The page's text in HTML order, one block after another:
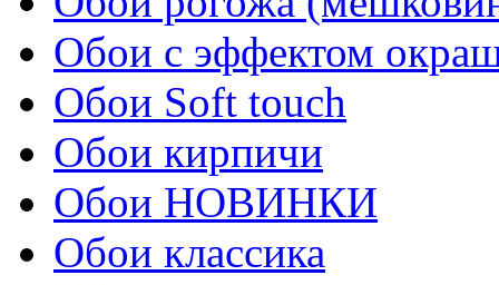
Обои с эффектом
Обои Soft touch
Обои кирпичи
Обои НОВИНКИ
Обои классика